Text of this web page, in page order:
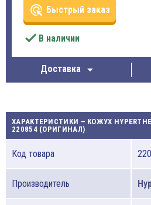
ads_click Быстрый заказ
 В наличии
Доставка 
ХАРАКТЕРИСТИКИ – КОЖУХ
220854 (ОРИГИНАЛ)
Код товара
Производитель